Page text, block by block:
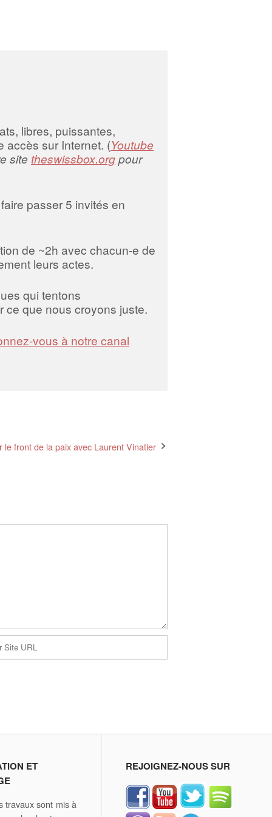
libres, puissantes,
accès sur Internet. (Youtube
site theswissbox.orgpour
passer 5 invités en
de ~2h avec chacun-e de
leurs actes.
qui tentons
ce que nous croyons juste.
vous à notre canal
le front de la paix avec Laurent Vinatier
ET
travaux sont mis à
REJOIGNEZ-NOUS SUR